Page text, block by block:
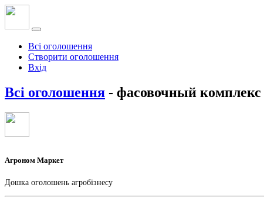
Всі оголошення
Створити оголошення
Вхід
Всі оголошення - фасовочный комплекс
Агроном Маркет
Дошка оголошень агробізнесу